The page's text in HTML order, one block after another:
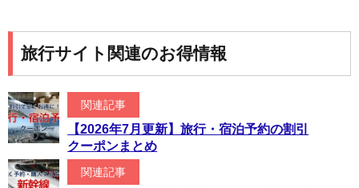
旅行サイト関連のお得情報
関連記事
【2026年7月更新】旅行・宿泊予約の割引
クーポンまとめ
関連記事